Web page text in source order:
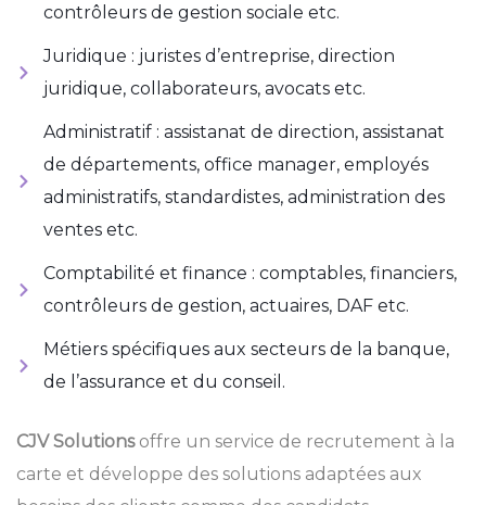
contrôleurs de gestion sociale etc.
Juridique : juristes d’entreprise, direction
juridique, collaborateurs, avocats etc.
Administratif : assistanat de direction, assistanat
de départements, office manager, employés
administratifs, standardistes, administration des
ventes etc.
Comptabilité et finance : comptables, financiers,
contrôleurs de gestion, actuaires, DAF etc.
Métiers spécifiques aux secteurs de la banque,
de l’assurance et du conseil.
CJV Solutionsoffre un service de recrutement à la
carte et développe des solutions adaptées aux